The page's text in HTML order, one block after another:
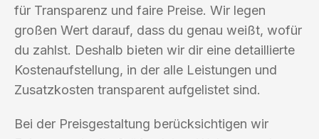
für Transparenz und faire Preise. Wir legen
großen Wert darauf, dass du genau weißt, wofür
du zahlst. Deshalb bieten wir dir eine detaillierte
Kostenaufstellung, in der alle Leistungen und
Zusatzkosten transparent aufgelistet sind.
Bei der Preisgestaltung berücksichtigen wir